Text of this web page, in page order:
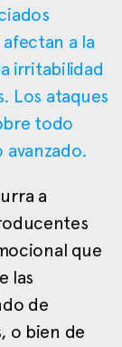
a la
irritabilidad
Los ataques
todo
a
que
las
de
o bien de